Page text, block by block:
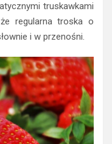
truskawkami
regularna troska o
i w przenośni.